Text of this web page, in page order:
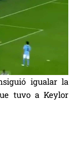
igualar la
tuvo a Keylor